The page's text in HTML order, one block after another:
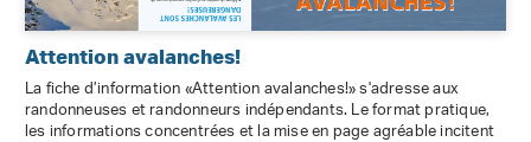
Attention avalanches!
La fiche d’information «Attention avalanches!» s'adresse aux
randonneuses et randonneurs indépendants. Le format pratique,
les informations concentrées et la mise en page agréable incitent